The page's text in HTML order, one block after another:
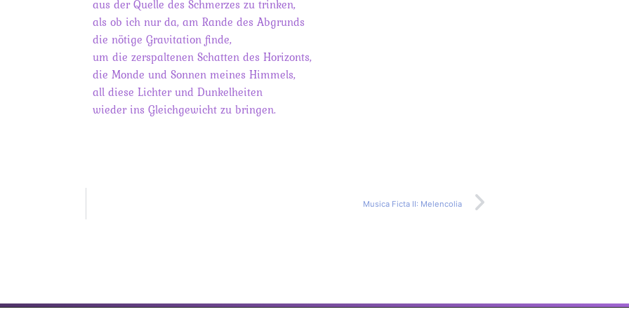
aus der Quelle des Schmerzes zu trinken,
als ob ich nur da, am Rande des Abgrunds
die nötige Gravitation finde,
um die zerspaltenen Schatten des Horizonts,
die Monde und Sonnen meines Himmels,
all diese Lichter und Dunkelheiten
wieder ins Gleichgewicht zu bringen.
Musica Ficta II: Melencolia